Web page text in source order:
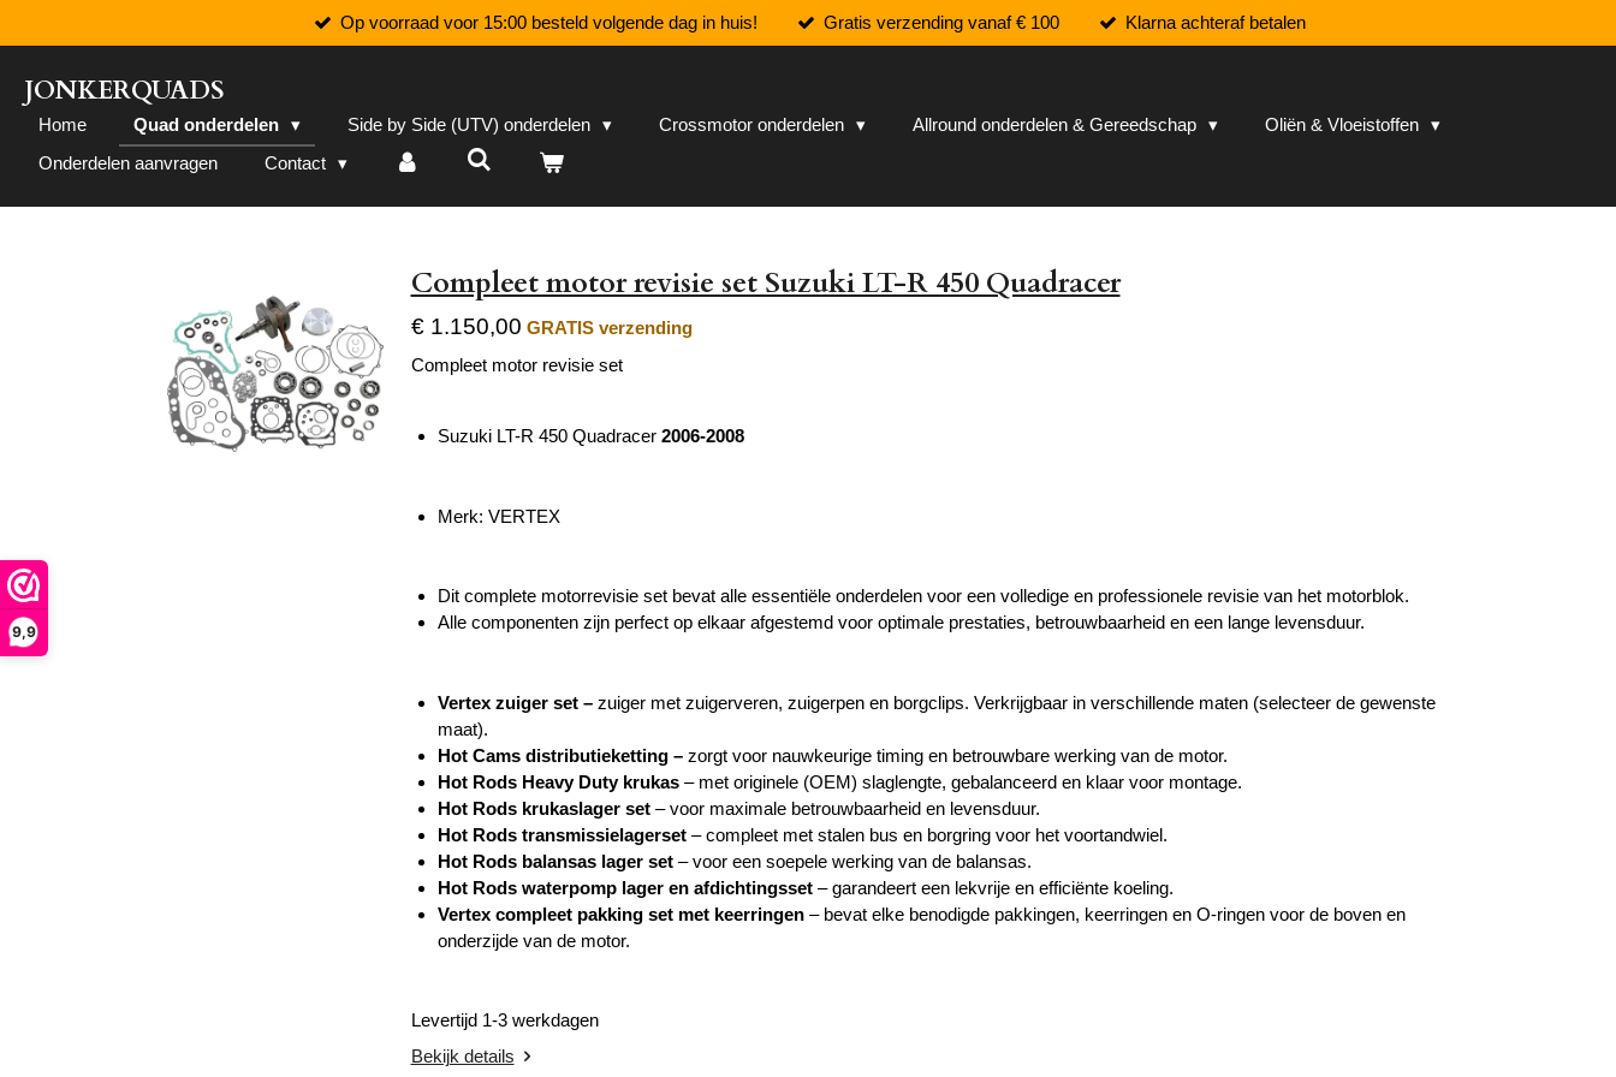
9,9
direct
naar
de
hoofdinhoud
Op voorraad voor 15:00 besteld volgende dag in huis! Gratis verzending vanaf € 100 Klarna achteraf betalen
JONKERQUADS
Home Quad onderdelen Side by Side (UTV) onderdelen Crossmotor onderdelen Allround onderdelen & Gereedschap
Oliën & Vloeistoffen
Onderdelen aanvragen
Contact
Compleet motor revisie set Suzuki LT-R 450 Quadracer
€ 1.150,00 GRATIS verzending
Compleet motor revisie set
Suzuki LT-R 450 Quadracer 2006-2008
Merk: VERTEX
Dit complete motorrevisie set bevat alle essentiële onderdelen voor een volledige en professionele revisie van het motorblok.
Alle componenten zijn perfect op elkaar afgestemd voor optimale prestaties, betrouwbaarheid en een lange levensduur.
Vertex zuiger set – zuiger met zuigerveren, zuigerpen en borgclips. Verkrijgbaar in verschillende maten (selecteer de gewenste
maat).
Hot Cams distributieketting – zorgt voor nauwkeurige timing en betrouwbare werking van de motor.
Hot Rods Heavy Duty krukas – met originele (OEM) slaglengte, gebalanceerd en klaar voor montage.
Hot Rods krukaslager set – voor maximale betrouwbaarheid en levensduur.
Hot Rods transmissielagerset – compleet met stalen bus en borgring voor het voortandwiel.
Hot Rods balansas lager set – voor een soepele werking van de balansas.
Hot Rods waterpomp lager en afdichtingsset – garandeert een lekvrije en efficiënte koeling.
Vertex compleet pakking set met keerringen – bevat elke benodigde pakkingen, keerringen en O-ringen voor de boven en
onderzijde van de motor.
Levertijd 1-3 werkdagen
Bekijk details